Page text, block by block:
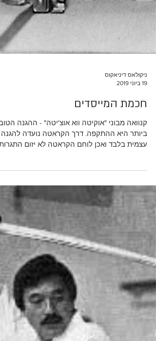
19 ביוני 2019
חכמת המייסדים
קנוואה מבוני "אוקיטה ווא אוצ'יטה" -